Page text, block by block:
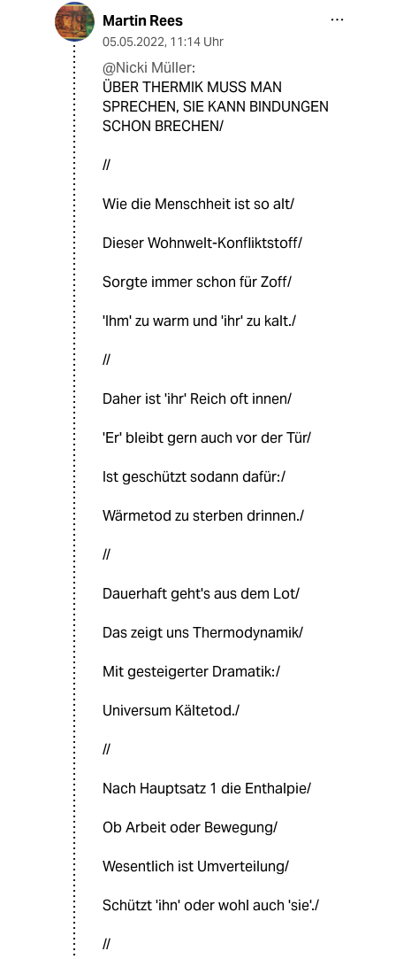
Martin Rees
05.05.2022, 11:14 Uhr
@Nicki Müller:
ÜBER THERMIK MUSS MAN
SPRECHEN, SIE KANN BINDUNGEN
SCHON BRECHEN/
//
Wie die Menschheit ist so alt/
Dieser Wohnwelt-Konfliktstoff/
Sorgte immer schon für Zoff/
'Ihm' zu warm und 'ihr' zu kalt./
//
Daher ist 'ihr' Reich oft innen/
'Er' bleibt gern auch vor der Tür/
Ist geschützt sodann dafür:/
Wärmetod zu sterben drinnen./
//
Dauerhaft geht's aus dem Lot/
Das zeigt uns Thermodynamik/
Mit gesteigerter Dramatik:/
Universum Kältetod./
//
Nach Hauptsatz 1 die Enthalpie/
Ob Arbeit oder Bewegung/
Wesentlich ist Umverteilung/
Schützt 'ihn' oder wohl auch 'sie'./
//